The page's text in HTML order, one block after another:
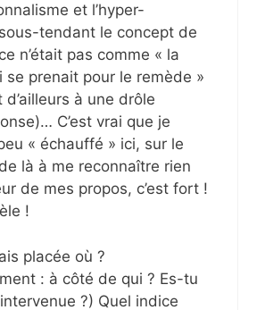
et l’hyper-
tendant le concept de
n’était pas comme « la
se prenait pour le remède »
d’ailleurs à une drôle
C’est vrai que je
« échauffé » ici, sur le
là à me reconnaître rien
de mes propos, c’est fort !
!
placée où ?
: à côté de qui ? Es-tu
?) Quel indice